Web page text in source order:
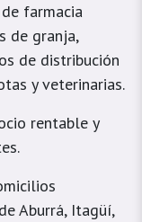
farmacia
de granja,
de distribución
y veterinarias.
rentable y
Aburrá, Itagüí,